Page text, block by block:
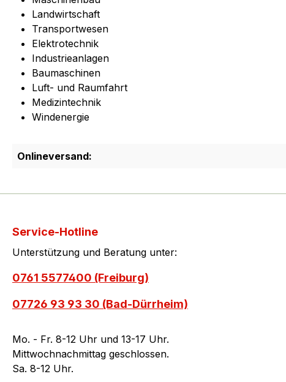
Landwirtschaft
Transportwesen
Elektrotechnik
Industrieanlagen
Baumaschinen
Luft- und Raumfahrt
Medizintechnik
Windenergie
Onlineversand:
Service-Hotline
Unterstützung und Beratung unter:
0761 5577400 (Freiburg)
07726 93 93 30 (Bad-Dürrheim)
Mo. - Fr. 8-12 Uhr und 13-17 Uhr.
Mittwochnachmittag geschlossen.
Sa. 8-12 Uhr.